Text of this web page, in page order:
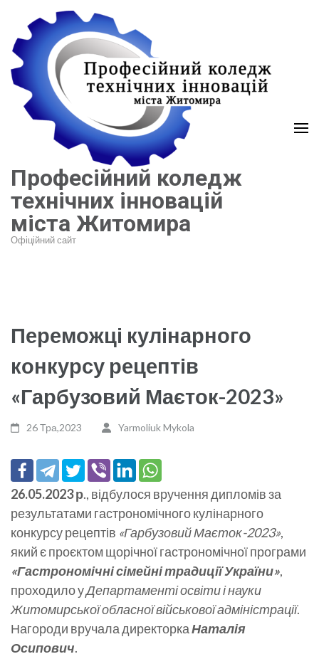
вмісту
(натисніть
Enter)
Професійний коледж
технічних інновацій
міста Житомира
Офіційний сайт
Переможці кулінарного
конкурсу рецептів
«Гарбузовий Маєток-2023»
26 Тра,2023 Yarmoliuk Mykola
26.05.2023 р., відбулося вручення дипломів за
результатами гастрономічного кулінарного
конкурсу рецептів «Гарбузовий Маєток-2023»,
який є проєктом щорічної гастрономічної програми
«Гастрономічні сімейні традиції України»,
проходило уДепартаменті освіти і науки
Житомирської обласної військової адміністрації.
Нагороди вручала директоркаНаталія
Осипович.